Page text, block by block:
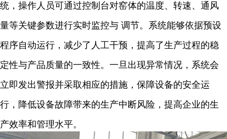
统，操作人员可通过控制台对窑体的温度、转速、通风
量等关键参数进行实时监控与 调节。系统能够依据预设
程序自动运行，减少了人工干预，提高了生产过程的稳
定性与产品质量的一致性。一旦出现异常情况，系统会
立即发出警报并采取相应的措施，保障设备的安全运
行，降低设备故障带来的生产中断风险，提高企业的生
产效率和管理水平。